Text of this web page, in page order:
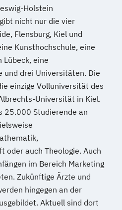
Holstein
nicht nur die vier
Flensburg, Kiel und
Kunsthochschule, eine
Lübeck, eine
und drei Universitäten. Die
einzige Volluniversität des
Universität in Kiel.
25.000 Studierende an
oder auch Theologie. Auch
im Bereich Marketing
Zukünftige Ärzte und
hingegen an der
Aktuell sind dort